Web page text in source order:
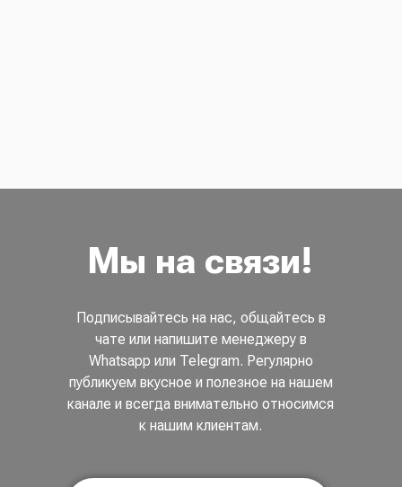
Мы на связи!
Подписывайтесь на нас, общайтесь в
чате или напишите менеджеру в
Whatsapp или Telegram. Регулярно
публикуем вкусное и полезное на нашем
канале и всегда внимательно относимся
к нашим клиентам.